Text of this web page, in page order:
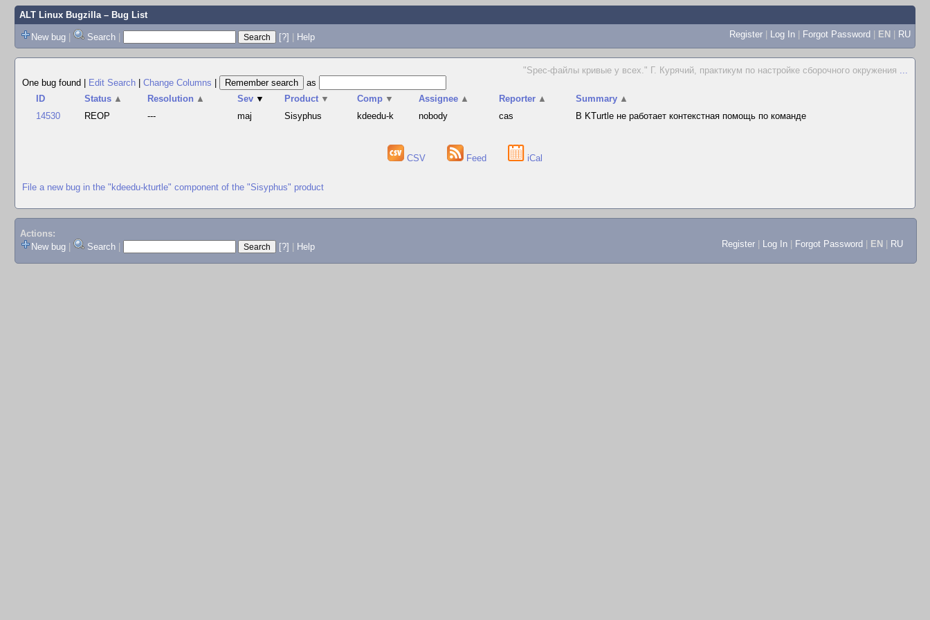
ALT Linux Bugzilla– Bug List
New bug | Search | [?] | Help Register | Log In | Forgot Password | EN | RU
"Spec-файлы кривые у всех." Г. Курячий, практикум по настройке сборочного окружения ...
One bug found
Edit Search Change Columns
as
ID
Status ▲ Resolution ▲ Sev ▼ Product ▼ Comp ▼ Assignee ▲ Reporter ▲ Summary ▲
14530
REOP --- maj Sisyphus kdeedu-k nobody cas В KTurtle не работает контекстная помощь по команде
CSV Feed iCal
File a new bug in the "kdeedu-kturtle" component of the "Sisyphus" product
Actions:
New bug
Search [?] Help Register Log In Forgot Password EN RU